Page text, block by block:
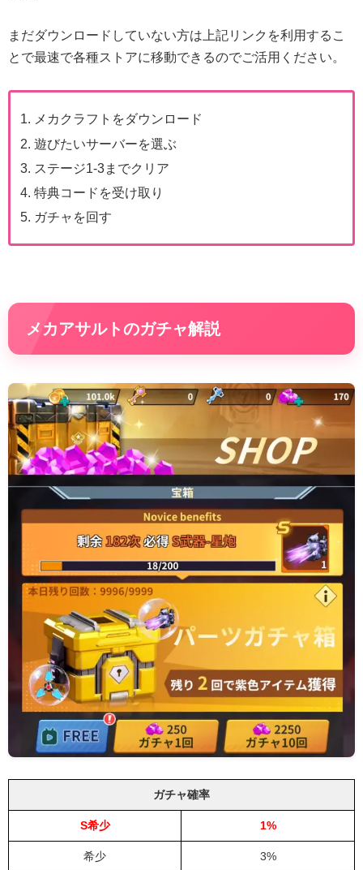
まだダウンロードしていない方は上記リンクを利用するこ
とで最速で各種ストアに移動できるのでご活用ください。
メカクラフトをダウンロード
遊びたいサーバーを選ぶ
ステージ1-3までクリア
特典コードを受け取り
ガチャを回す
メカアサルトのガチャ解説
ガチャ確率
S希少 1%
希少 3%